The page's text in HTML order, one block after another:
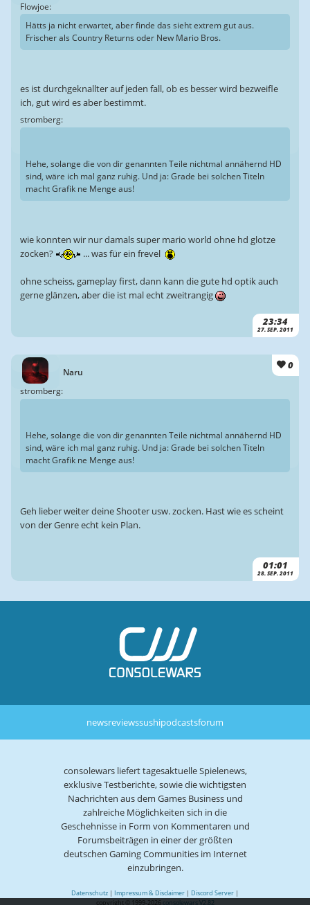
23:34
27. SEP. 2011
Flowjoe:
Hätts ja nicht erwartet, aber finde das sieht extrem gut aus.
Frischer als Country Returns oder New Mario Bros.
es ist durchgeknallter auf jeden fall, ob es besser wird bezweifle
ich, gut wird es aber bestimmt.
stromberg:
Hehe, solange die von dir genannten Teile nichtmal annähernd HD
sind, wäre ich mal ganz ruhig. Und ja: Grade bei solchen Titeln
macht Grafik ne Menge aus!
wie konnten wir nur damals super mario world ohne hd glotze
zocken?
... was für ein frevel
ohne scheiss, gameplay first, dann kann die gute hd optik auch
gerne glänzen, aber die ist mal echt zweitrangig
Naru
0
01:01
28. SEP. 2011
stromberg:
Hehe, solange die von dir genannten Teile nichtmal annähernd HD
sind, wäre ich mal ganz ruhig. Und ja: Grade bei solchen Titeln
macht Grafik ne Menge aus!
Geh lieber weiter deine Shooter usw. zocken. Hast wie es scheint
von der Genre echt kein Plan.
newsreviewssushipodcastsforum
consolewars liefert tagesaktuelle Spielenews,
exklusive Testberichte, sowie die wichtigsten
Nachrichten aus dem Games Business und
zahlreiche Möglichkeiten sich in die
Geschehnisse in Form von Kommentaren und
Forumsbeiträgen in einer der größten
deutschen Gaming Communities im Internet
einzubringen.
Datenschutz | Impressum & Disclaimer | Discord Server |
copyright © 1999-2026 consolewars V2.82